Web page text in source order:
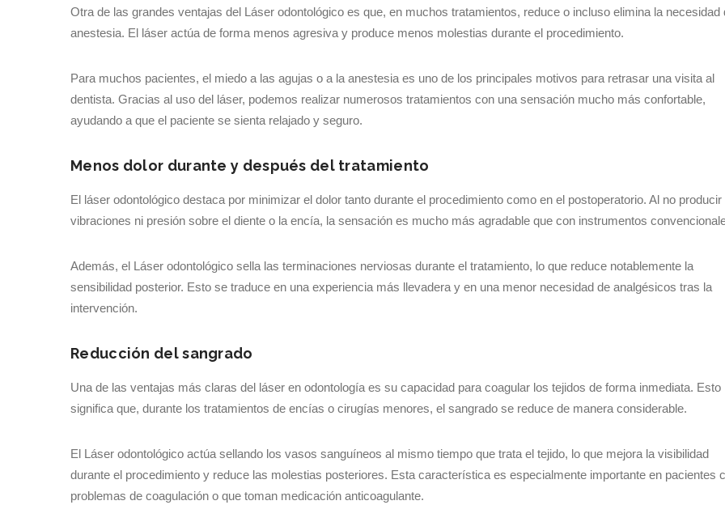
Otra de las grandes ventajas del Láser odontológico es que, en muchos tratamientos, reduce o incluso elimina la necesidad
anestesia. El láser actúa de forma menos agresiva y produce menos molestias durante el procedimiento.
Para muchos pacientes, el miedo a las agujas o a la anestesia es uno de los principales motivos para retrasar una visita al
dentista. Gracias al uso del láser, podemos realizar numerosos tratamientos con una sensación mucho más confortable,
ayudando a que el paciente se sienta relajado y seguro.
Menos dolor durante y después del tratamiento
El láser odontológico destaca por minimizar el dolor tanto durante el procedimiento como en el postoperatorio. Al no producir
vibraciones ni presión sobre el diente o la encía, la sensación es mucho más agradable que con instrumentos
Además, el Láser odontológico sella las terminaciones nerviosas durante el tratamiento, lo que reduce notablemente la
sensibilidad posterior. Esto se traduce en una experiencia más llevadera y en una menor necesidad de analgésicos tras la
intervención.
Reducción del sangrado
Una de las ventajas más claras del láser en odontología es su capacidad para coagular los tejidos de forma inmediata. Esto
significa que, durante los tratamientos de encías o cirugías menores, el sangrado se reduce de manera considerable.
El Láser odontológico actúa sellando los vasos sanguíneos al mismo tiempo que trata el tejido, lo que mejora la visibilidad
durante el procedimiento y reduce las molestias posteriores. Esta característica es especialmente importante en pacientes
problemas de coagulación o que toman medicación anticoagulante.